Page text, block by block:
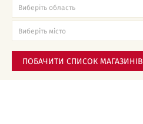
ПОБАЧИТИ СПИСОК МАГАЗИНІВ